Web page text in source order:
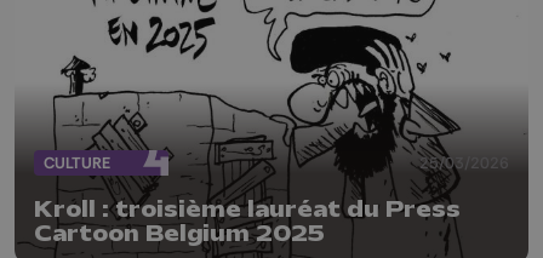
CULTURE 25/03/2026
Kroll : troisième lauréat du Press
Cartoon Belgium 2025